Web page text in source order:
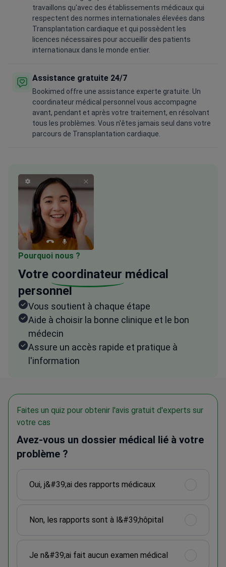
travaillons qu'avec des établissements médicaux qui
respectent des normes internationales élevées dans
Transplantation cardiaque et qui possèdent les
licences nécessaires pour accueillir des patients
internationaux dans le monde entier.
Assistance gratuite 24/7
Bookimed offre une assistance experte gratuite. Un
coordinateur médical personnel vous accompagne
avant, pendant et après votre traitement, en résolvant
tous les problèmes. Vous n'êtes jamais seul dans votre
parcours de Transplantation cardiaque.
Pourquoi nous ?
Votre coordinateur médical
personnel
Vous soutient à chaque étape
Aide à choisir la bonne clinique et le bon
médecin
Assure un accès rapide et pratique à
l'information
Faites un quiz pour obtenir l'avis gratuit d'experts sur
votre cas
Avez-vous un dossier médical lié à votre
problème ?
Oui, j&#39;ai des rapports médicaux
Non, les rapports sont à l&#39;hôpital
Je n&#39;ai fait aucun examen médical